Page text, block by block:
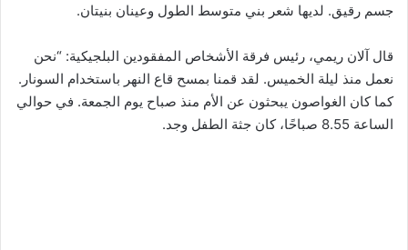
جسم رقيق. لديها شعر بني متوسط ​​الطول وعينان بنيتان.
قال آلان ريمي، رئيس فرقة الأشخاص المفقودين البلجيكية: “نحن
نعمل منذ ليلة الخميس. لقد قمنا بمسح قاع النهر باستخدام السونار.
كما كان الغواصون يبحثون عن الأم منذ صباح يوم الجمعة. في حوالي
الساعة 8.55 صباحًا، كان جثة الطفل وجد.